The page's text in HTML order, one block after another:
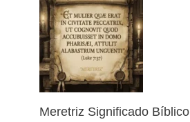
Meretriz Significado Bíblico